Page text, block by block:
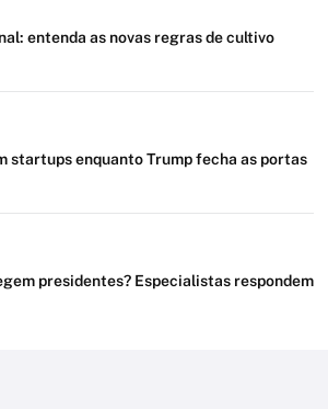
entenda as novas regras de cultivo
startups enquanto Trump fecha as portas
presidentes? Especialistas respondem